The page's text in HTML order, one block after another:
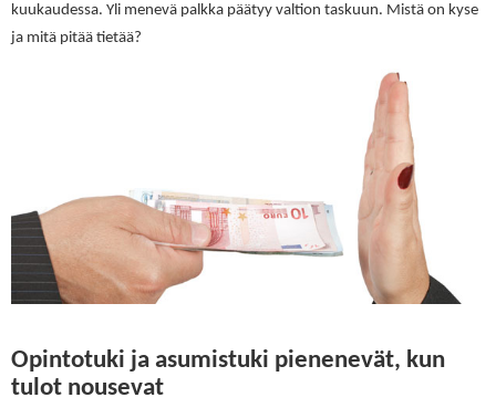
kuukaudessa. Yli menevä palkka päätyy valtion taskuun. Mistä on kyse
ja mitä pitää tietää?
Opintotuki ja asumistuki pienenevät, kun
tulot nousevat